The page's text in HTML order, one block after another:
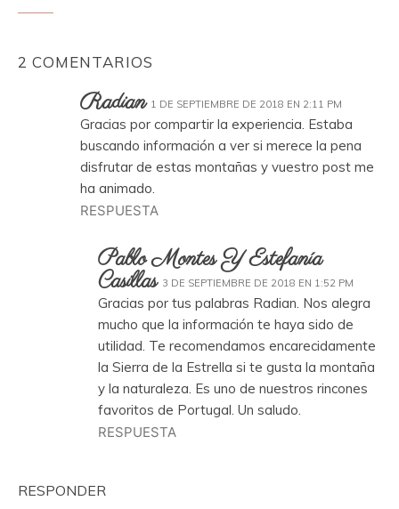
2 COMENTARIOS
Radian 1 DE SEPTIEMBRE DE 2018 EN 2:11 PM
Gracias por compartir la experiencia. Estaba
buscando información a ver si merece la pena
disfrutar de estas montañas y vuestro post me
ha animado.
RESPUESTA
Pablo Montes Y Estefanía
Casillas 3 DE SEPTIEMBRE DE 2018 EN 1:52 PM
Gracias por tus palabras Radian. Nos alegra
mucho que la información te haya sido de
utilidad. Te recomendamos encarecidamente
la Sierra de la Estrella si te gusta la montaña
y la naturaleza. Es uno de nuestros rincones
favoritos de Portugal. Un saludo.
RESPUESTA
RESPONDER